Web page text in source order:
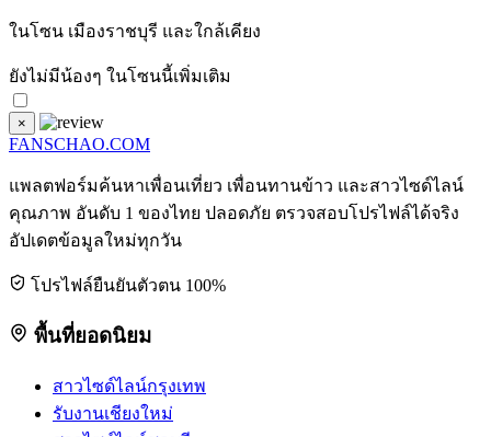
ในโซน เมืองราชบุรี และใกล้เคียง
ยังไม่มีน้องๆ ในโซนนี้เพิ่มเติม
×
FANSCHAO.COM
แพลตฟอร์มค้นหาเพื่อนเที่ยว เพื่อนทานข้าว และสาวไซด์ไลน์
คุณภาพ อันดับ 1 ของไทย ปลอดภัย ตรวจสอบโปรไฟล์ได้จริง
อัปเดตข้อมูลใหม่ทุกวัน
โปรไฟล์ยืนยันตัวตน 100%
พื้นที่ยอดนิยม
สาวไซด์ไลน์กรุงเทพ
รับงานเชียงใหม่